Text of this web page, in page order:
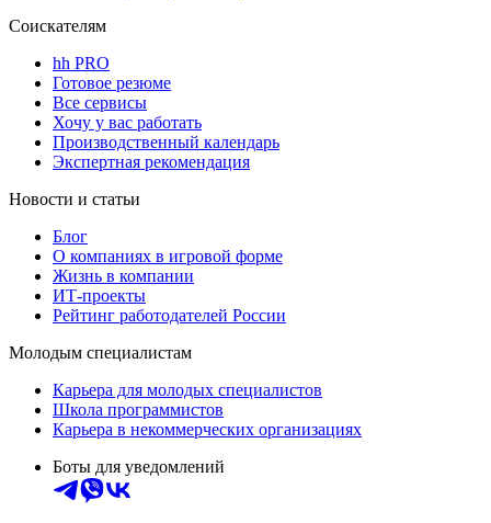
Соискателям
hh PRO
Готовое резюме
Все сервисы
Хочу у вас работать
Производственный календарь
Экспертная рекомендация
Новости и статьи
Блог
О компаниях в игровой форме
Жизнь в компании
ИТ-проекты
Рейтинг работодателей России
Молодым специалистам
Карьера для молодых специалистов
Школа программистов
Карьера в некоммерческих организациях
Боты для уведомлений